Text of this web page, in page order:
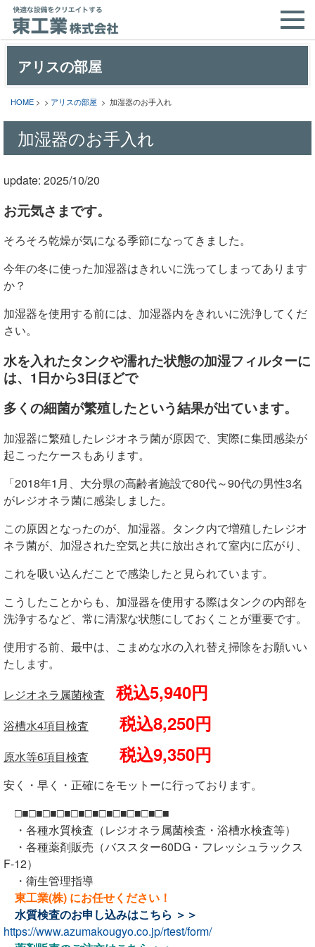
アリスの部屋
HOME > > アリスの部屋 > 加湿器のお手入れ
加湿器のお手入れ
update: 2025/10/20
お元気さまです。
そろそろ乾燥が気になる季節になってきました。
今年の冬に使った加湿器はきれいに洗ってしまってあります
か？
加湿器を使用する前には、加湿器内をきれいに洗浄してくだ
さい。
水を入れたタンクや濡れた状態の加湿フィルターに
は、1日から3日ほどで
多くの細菌が繁殖したという結果が出ています。
加湿器に繁殖したレジオネラ菌が原因で、実際に集団感染が
起こったケースもあります。
「2018年1月、大分県の高齢者施設で80代～90代の男性3名
がレジオネラ菌に感染しました。
この原因となったのが、加湿器。タンク内で増殖したレジオ
ネラ菌が、加湿された空気と共に放出されて室内に広がり、
これを吸い込んだことで感染したと見られています。
こうしたことからも、加湿器を使用する際はタンクの内部を
洗浄するなど、常に清潔な状態にしておくことが重要です。
使用する前、最中は、こまめな水の入れ替え掃除をお願いい
たします。
レジオネラ属菌検査
税込5,940円
浴槽水4項目検査 税込8,250円
原水等6項目検査 税込9,350円
安く・早く・正確にをモットーに行っております。
□■□■□■□■□■□■□■□■□■□■□■
・各種水質検査（レジオネラ属菌検査・浴槽水検査等）
・各種薬剤販売（バススター60DG・フレッシュラックス
F-12）
・衛生管理指導
東工業(株) にお任せください！
水質検査のお申し込みはこちら ＞＞
https://www.azumakougyo.co.jp/rtest/form/